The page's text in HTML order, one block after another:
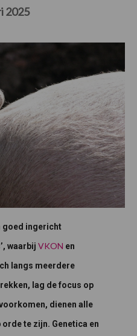
2025
goed ingericht
waarbij VKON en
langs meerdere
lag de focus op
dienen alle
te zijn. Genetica en